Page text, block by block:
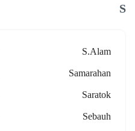
S
S.alam
Samarahan
Saratok
Sebauh